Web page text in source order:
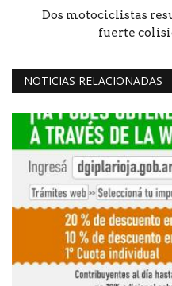
Dos motociclistas
fuerte
NOTICIAS RELACIONADAS